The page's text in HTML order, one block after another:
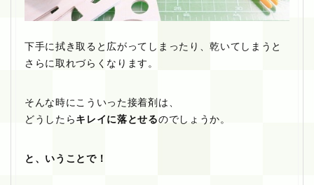
下手に拭き取ると広がってしまったり、乾いてしまうと
さらに取れづらくなります。
そんな時にこういった接着剤は、
どうしたらキレイに落とせるのでしょうか。
と、いうことで！